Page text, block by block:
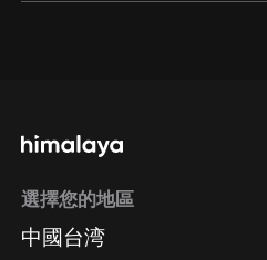
方法 Google Play取消訂閱方法
選擇您的地區
中國台湾